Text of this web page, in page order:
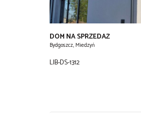
DOM NA SPRZEDAŻ
Bydgoszcz, Miedzyń
LIB-DS-1312